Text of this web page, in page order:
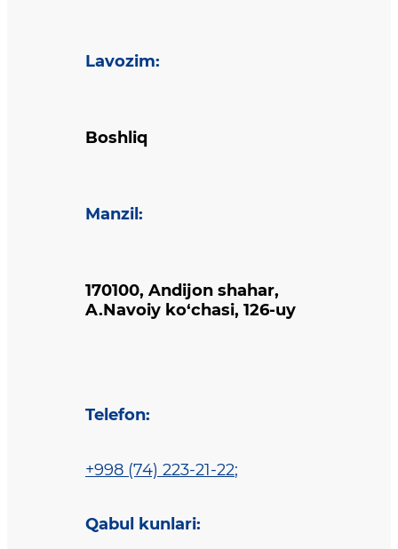
Lavozim:
Boshliq
Manzil :
170100, Andijon shahar,
A.Navoiy ko‘chasi, 126-uy
Telefon:
+998 (74) 223-21-22;
Qabul kunlari: